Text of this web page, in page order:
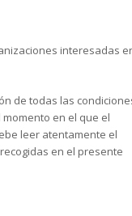
interesadas
de todas las
en el que el
leer atentamente el
en el presente